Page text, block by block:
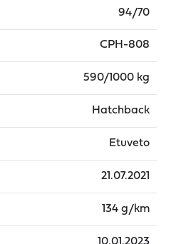
94/70
CPH-808
590/1000 kg
Hatchback
Etuveto
21.07.2021
134 g/km
10.01.2023